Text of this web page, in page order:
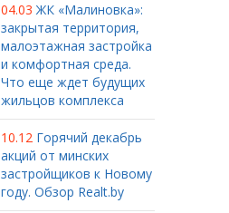
04.03 ЖК «Малиновка»:
закрытая территория,
малоэтажная застройка
и комфортная среда.
Что еще ждет будущих
жильцов комплекса
10.12 Горячий декабрь
акций от минских
застройщиков к Новому
году. Обзор Realt.by